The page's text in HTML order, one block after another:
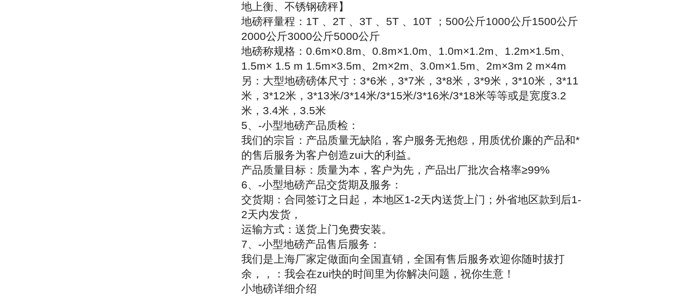
地上衡、不锈钢磅秤】
地磅秤量程： 1T 、 2T 、 3T 、 5T 、 10T ； 500公斤1000公斤1500公斤
2000公斤3000公斤5000公斤
地磅称规格： 0.6m×0.8m、 0.8m×1.0m、 1.0m×1.2m、 1.2m×1.5m、
1.5m× 1.5 m 1.5m×3.5m、 2m×2m、 3.0m×1.5m、 2m×3m 2 m×4m
另：大型地磅磅体尺寸： 3*6米， 3*7米， 3*8米， 3*9米， 3*10米， 3*11
米， 3*12米， 3*13米/3*14米/3*15米/3*16米/3*18米等等或是宽度3.2
米， 3.4米， 3.5米
5、 -小型地磅产品质检：
我们的宗旨：产品质量无缺陷，客户服务无抱怨，用质优价廉的产品和*
的售后服务为客户创造zui大的利益。
产品质量目标：质量为本，客户为先，产品出厂批次合格率≥99%
6、 -小型地磅产品交货期及服务：
交货期：合同签订之日起， 本地区1-2天内送货上门；外省地区款到后1-
2天内发货，
运输方式：送货上门免费安装。
7、 -小型地磅产品售后服务：
我们是上海厂家定做面向全国直销，全国有售后服务欢迎你随时拔打
余 ， ， ： 我会在zui快的时间里为你解决问题，祝你生意！
小地磅详细介绍